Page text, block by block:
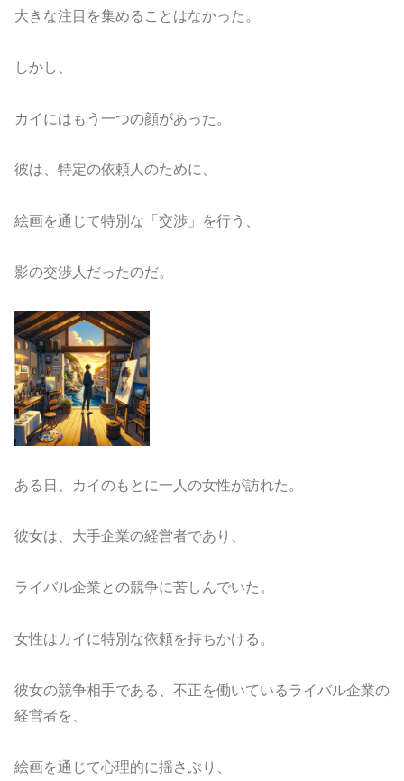
大きな注目を集めることはなかった。
しかし、
カイにはもう一つの顔があった。
彼は、特定の依頼人のために、
絵画を通じて特別な「交渉」を行う、
影の交渉人だったのだ。
ある日、カイのもとに一人の女性が訪れた。
彼女は、大手企業の経営者であり、
ライバル企業との競争に苦しんでいた。
女性はカイに特別な依頼を持ちかける。
彼女の競争相手である、不正を働いているライバル企業の
経営者を、
絵画を通じて心理的に揺さぶり、